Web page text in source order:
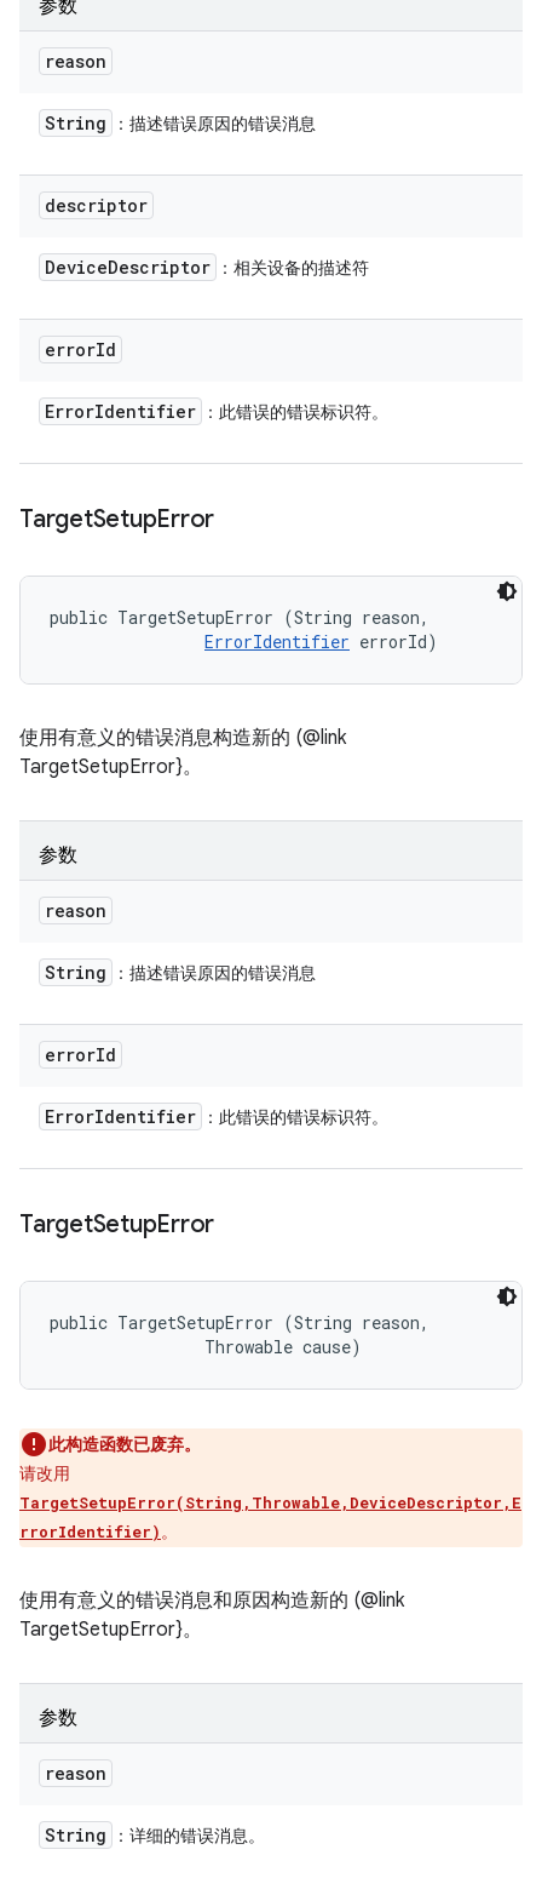
参数
reason
String ：描述错误原因的错误消息
descriptor
DeviceDescriptor ：相关设备的描述符
errorId
ErrorIdentifier ：此错误的错误标识符。
TargetSetupError
public TargetSetupError (String reason,
ErrorIdentifier errorId)
使用有意义的错误消息构造新的 (@link
TargetSetupError}。
参数
reason
String ：描述错误原因的错误消息
errorId
ErrorIdentifier ：此错误的错误标识符。
TargetSetupError
public TargetSetupError (String reason,
                Throwable cause)
此构造函数已废弃。
请改用
TargetSetupError(String,Throwable,DeviceDescriptor,E
rrorIdentifier)。
使用有意义的错误消息和原因构造新的 (@link
TargetSetupError}。
参数
reason
String ：详细的错误消息。